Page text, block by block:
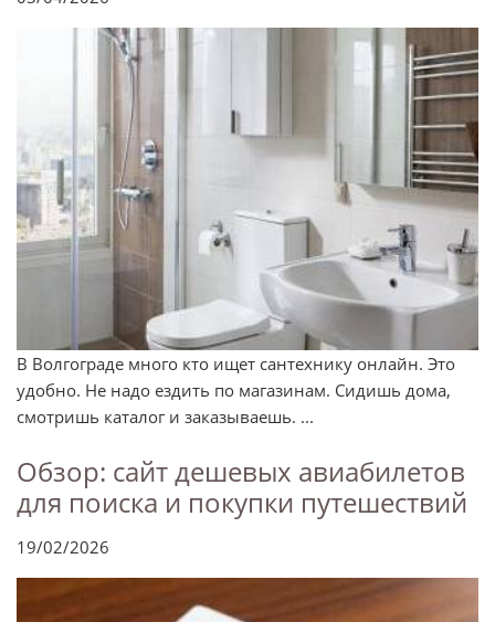
В Волгограде много кто ищет сантехнику онлайн. Это
удобно. Не надо ездить по магазинам. Сидишь дома,
смотришь каталог и заказываешь. ...
Обзор: сайт дешевых авиабилетов
для поиска и покупки путешествий
19/02/2026